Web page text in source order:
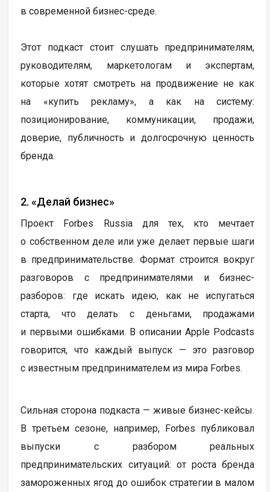
в современной бизнес-среде.
Этот подкаст стоит слушать предпринимателям,
руководителям, маркетологам и экспертам,
которые хотят смотреть на продвижение не как
на «купить рекламу», а как на систему:
позиционирование, коммуникации, продажи,
доверие, публичность и долгосрочную ценность
бренда.
2. «Делай бизнес»
Проект Forbes Russia для тех, кто мечтает
о собственном деле или уже делает первые шаги
в предпринимательстве. Формат строится вокруг
разговоров с предпринимателями и бизнес-
разборов: где искать идею, как не испугаться
старта, что делать с деньгами, продажами
и первыми ошибками. В описании Apple Podcasts
говорится, что каждый выпуск — это разговор
с известным предпринимателем из мира Forbes.
Сильная сторона подкаста — живые бизнес-кейсы.
В третьем сезоне, например, Forbes публиковал
выпуски с разбором реальных
предпринимательских ситуаций: от роста бренда
замороженных ягод до ошибок стратегии в малом